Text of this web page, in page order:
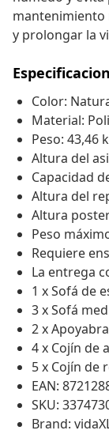
mantenimiento
y prolongar la
Color:
Material:
Peso: 43,46
Altura del
Capacidad
Altura del
Altura
Peso
Requiere
La entrega
1 x Sofá de
3 x Sofá
2 x
4 x Cojín de
5 x Cojín de
EAN:
SKU:
Brand: